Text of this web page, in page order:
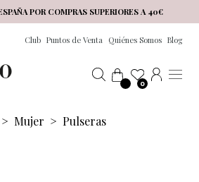
POR COMPRAS SUPERIORES A 40€
Club Puntos de Venta Quiénes Somos Blog
0
> Mujer > Pulseras